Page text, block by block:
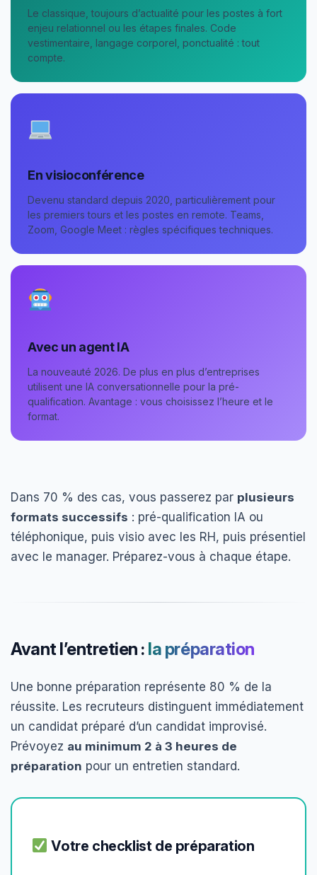
Le classique, toujours d’actualité pour les postes à fort
enjeu relationnel ou les étapes finales. Code
vestimentaire, langage corporel, ponctualité : tout
compte.
En visioconférence
Devenu standard depuis 2020, particulièrement pour
les premiers tours et les postes en remote. Teams,
Zoom, Google Meet : règles spécifiques techniques.
Avec un agent IA
La nouveauté 2026. De plus en plus d’entreprises
utilisent une IA conversationnelle pour la pré-
qualification. Avantage : vous choisissez l’heure et le
format.
Dans 70 % des cas, vous passerez par plusieurs
formats successifs : pré-qualification IA ou
téléphonique, puis visio avec les RH, puis présentiel
avec le manager. Préparez-vous à chaque étape.
Avant l’entretien : la préparation
Une bonne préparation représente 80 % de la
réussite. Les recruteurs distinguent immédiatement
un candidat préparé d’un candidat improvisé.
Prévoyez au minimum 2 à 3 heures de
préparation pour un entretien standard.
Votre checklist de préparation